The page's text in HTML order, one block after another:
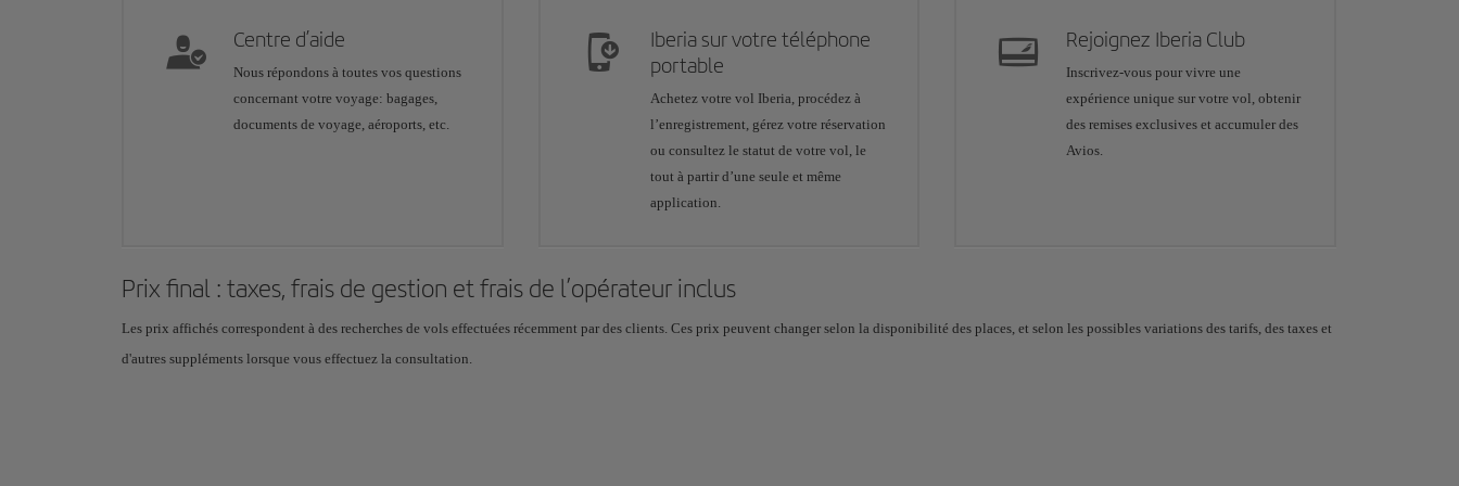
Centre d’aide
Nous répondons à toutes vos questions
concernant votre voyage: bagages,
documents de voyage, aéroports, etc.
Iberia sur votre téléphone
portable
Achetez votre vol Iberia, procédez à
l’enregistrement, gérez votre réservation
ou consultez le statut de votre vol, le
tout à partir d’une seule et même
application.
Rejoignez Iberia Club
Inscrivez-vous pour vivre une
expérience unique sur votre vol, obtenir
des remises exclusives et accumuler des
Avios.
Prix final : taxes, frais de gestion et frais de l’opérateur inclus
Les prix affichés correspondent à des recherches de vols effectuées récemment par des clients. Ces prix peuvent changer selon la disponibilité des places, et selon les possibles variations des tarifs, des taxes et
d'autres suppléments lorsque vous effectuez la consultation.